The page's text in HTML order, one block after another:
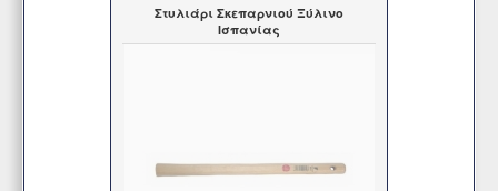
Στυλιάρι Σκεπαρνιού Ξύλινο
Ισπανίας